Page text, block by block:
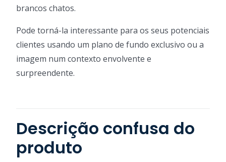
brancos chatos.
Pode torná-la interessante para os seus potenciais
clientes usando um plano de fundo exclusivo ou a
imagem num contexto envolvente e
surpreendente.
Descrição confusa do
produto